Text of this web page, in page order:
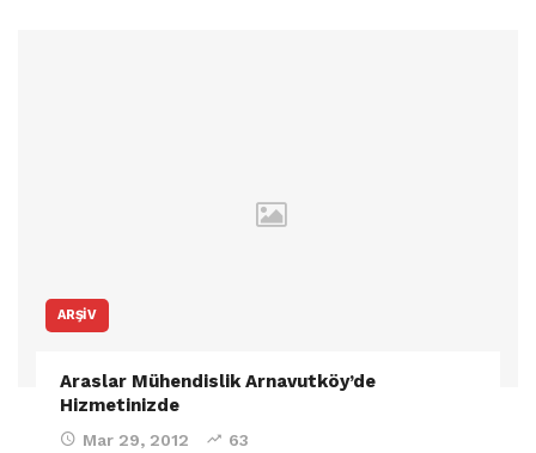
ARŞIV
Araslar Mühendislik Arnavutköy’de
Hizmetinizde
Mar 29, 2012 63